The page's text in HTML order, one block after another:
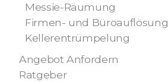
Messie-Räumung
Firmen- und Büroauflösung
Kellerentrümpelung
Angebot Anfordern
Ratgeber